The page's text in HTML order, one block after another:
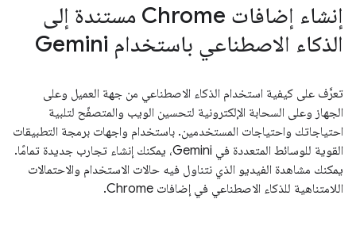
إنشاء إضافات Chrome مستندة إلى
الذكاء الاصطناعي باستخدام Gemini
تعرَّف على كيفية استخدام الذكاء الاصطناعي من جهة العميل وعلى
الجهاز وعلى السحابة الإلكترونية لتحسين الويب والمتصفّح لتلبية
احتياجاتك واحتياجات المستخدمين. باستخدام واجهات برمجة التطبيقات
القوية للوسائط المتعددة في Gemini، يمكنك إنشاء تجارب جديدة تمامًا.
يمكنك مشاهدة الفيديو الذي نتناول فيه حالات الاستخدام والاحتمالات
اللامتناهية للذكاء الاصطناعي في إضافات Chrome.